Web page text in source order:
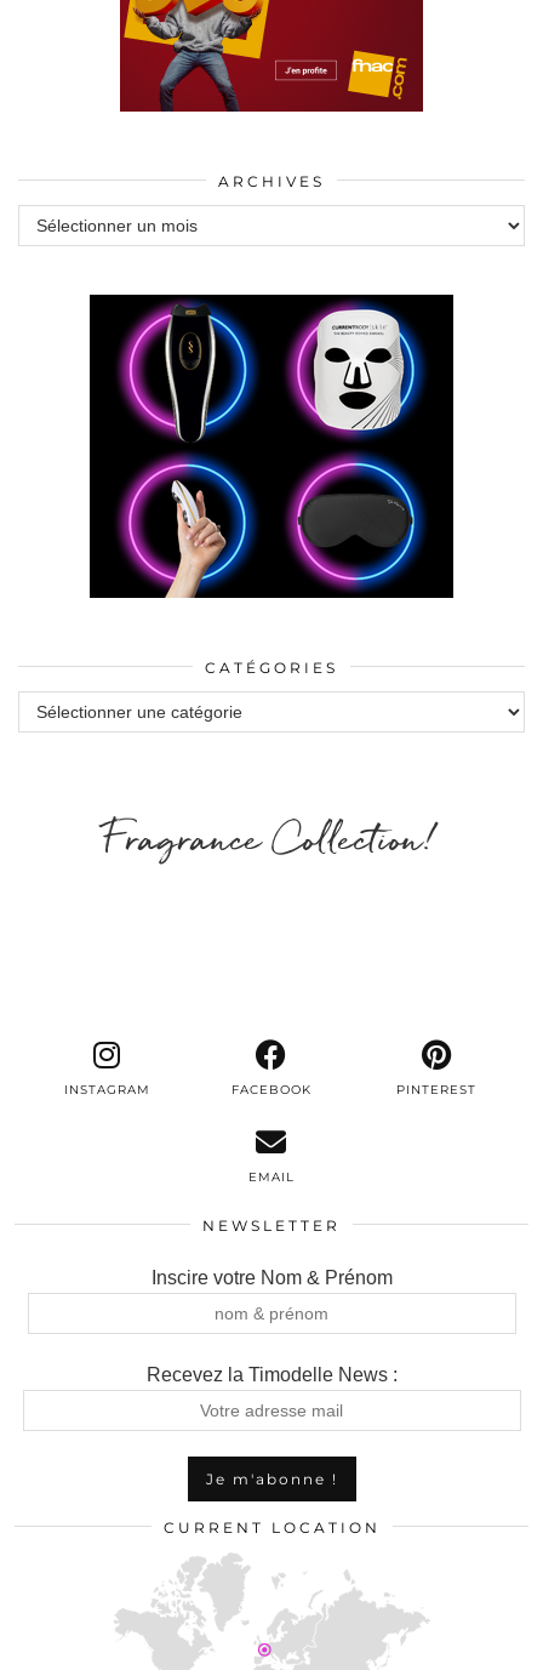
ARCHIVES
Archives
CATÉGORIES
Catégories
Fragrance Collection!
INSTAGRAM FACEBOOK PINTEREST
EMAIL
NEWSLETTER
Inscire votre Nom & Prénom
Recevez la Timodelle News :
CURRENT LOCATION